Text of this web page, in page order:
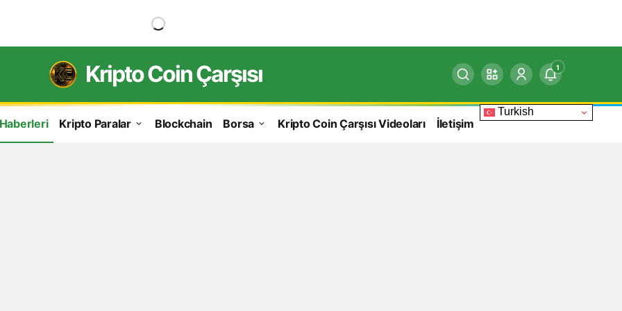
Kripto Coin Çarşısı 1
Kripto Paralar Blockchain Borsa Kripto Coin Çarşısı Videoları İletişim
Turkish